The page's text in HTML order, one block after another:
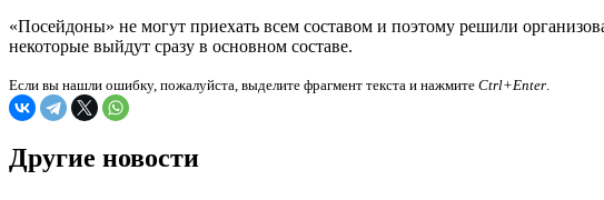
«Посейдоны» не могут приехать всем составом и поэтому решили
некоторые выйдут сразу в основном составе.
Если вы нашли ошибку, пожалуйста, выделите фрагмент текста и нажмите Ctrl+Enter.
Другие новости